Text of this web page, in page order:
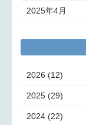
2025年4月
2026 (12)
2025 (29)
2024 (22)